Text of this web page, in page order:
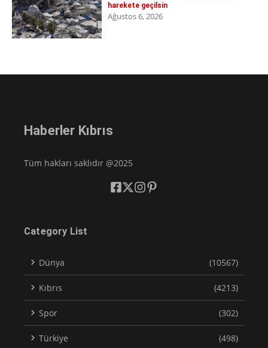
harekete geçilsin
Ağustos 6, 2026
Haberler Kıbrıs
Tüm hakları saklıdır @2025
Category List
Dünya (10567)
Kıbrıs (4213)
Spor (302)
Türkiye (498)